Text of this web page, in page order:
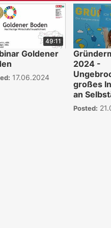
49:11
Goldener
17.06.2024
2024 -
großes
an
Posted: